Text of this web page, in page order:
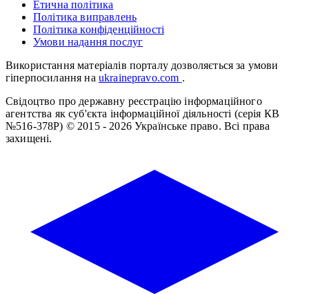
Етична політика
Політика виправлень
Політика конфіденційності
Умови надання послуг
Використання матеріалів порталу дозволяється за умови
гіперпосилання на ukrainepravo.com .
Свідоцтво про державну реєстрацію інформаційного
агентства як суб'єкта інформаційної діяльності (серія КВ
№516-378Р) © 2015 - 2026 Українське право. Всі права
захищені.